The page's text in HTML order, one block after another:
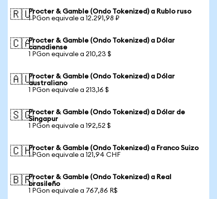
🇷🇺Procter & Gamble (Ondo Tokenized) a Rublo ruso
1 PGon equivale a 12.291,98 ₽
🇨🇦Procter & Gamble (Ondo Tokenized) a Dólar
canadiense
1 PGon equivale a 210,23 $
🇦🇺Procter & Gamble (Ondo Tokenized) a Dólar
australiano
1 PGon equivale a 213,16 $
🇸🇬Procter & Gamble (Ondo Tokenized) a Dólar de
Singapur
1 PGon equivale a 192,52 $
🇨🇭Procter & Gamble (Ondo Tokenized) a Franco Suizo
1 PGon equivale a 121,94 CHF
🇧🇷Procter & Gamble (Ondo Tokenized) a Real
brasileño
1 PGon equivale a 767,86 R$